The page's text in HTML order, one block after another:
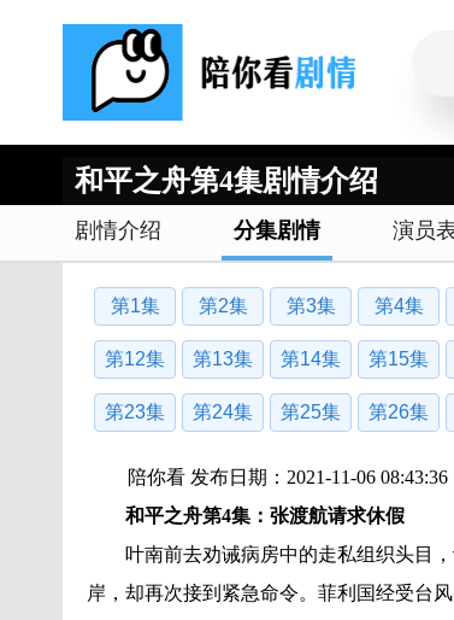
和平之舟第4集剧情介绍
剧情介绍 分集剧情 演员
第1集 第2集 第3集 第4集
第12集 第13集 第14集 第15集
第23集 第24集 第25集 第26集
陪你看 发布日期：2021-11-06 08:43:36
和平之舟第4集：张渡航请求休假
叶南前去劝诫病房中的走私组织头目，
岸，却再次接到紧急命令。菲利国经受台